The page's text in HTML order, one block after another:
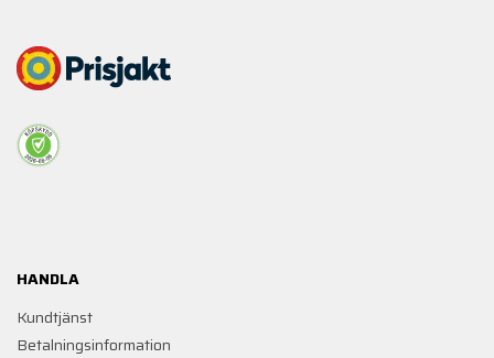
HANDLA
Kundtjänst
Betalningsinformation